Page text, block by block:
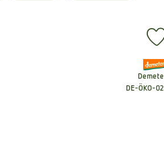
,
,DE-ÖKO-